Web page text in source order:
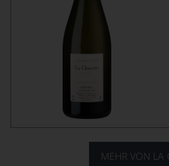
MEHR VON LA